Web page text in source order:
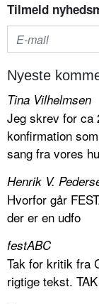
Tilmeld
Nyeste
Tina Vilhelmsen
Jeg skrev for ca
konfirmation
sang fra vores
Henrik V.
Hvorfor går
der er en udfo
festABC
Tak for kritik fra
rigtige tekst. TAK